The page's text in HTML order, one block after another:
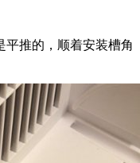
平推的，顺着安装槽角